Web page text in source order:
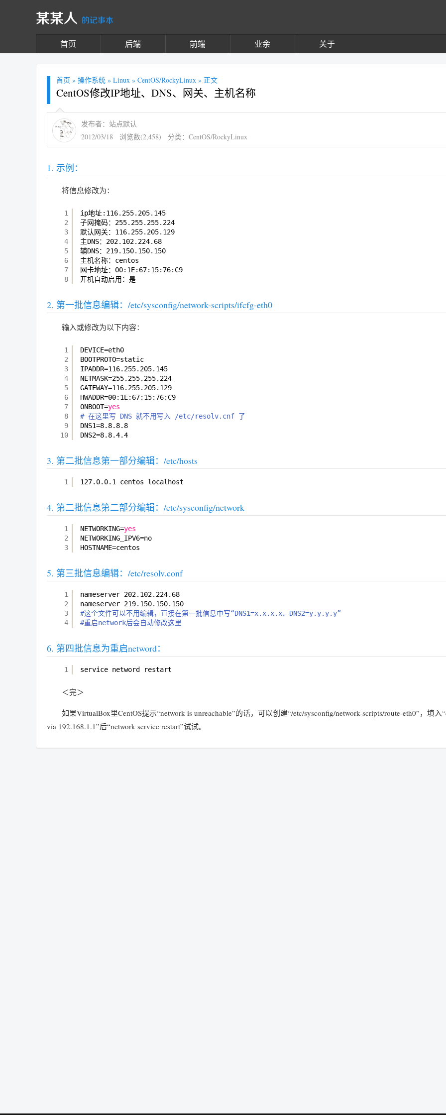
某某人 的记事本
首页 后端 前端 业余 关于
首页 » 操作系统 » Linux » CentOS/RockyLinux » 正文
CentOS修改IP地址、DNS、网关、主机名称
发布者：站点默认
2012/03/18
浏览数(2,458) 分类： CentOS/RockyLinux
示例：
将信息修改为：
1
2
3
4
5
6
7
8
ip地址:116.255.205.145
子网掩码：255.255.255.224
默认网关：116.255.205.129
主DNS：202.102.224.68
辅DNS：219.150.150.150
主机名称：centos
网卡地址：00:1E:67:15:76:C9
开机自动启用：是
第一批信息编辑：/etc/sysconfig/network-scripts/ifcfg-eth0
输入或修改为以下内容：
1
2
3
4
5
6
7
8
9
10
DEVICE=eth0
BOOTPROTO=static
IPADDR=116.255.205.145
NETMASK=255.255.255.224
GATEWAY=116.255.205.129
HWADDR=00:1E:67:15:76:C9
ONBOOT=yes
# 在这里写 DNS 就不用写入 /etc/resolv.cnf 了
DNS1=8.8.8.8
DNS2=8.8.4.4
第二批信息第一部分编辑：/etc/hosts
1 127.0.0.1 centos localhost
第二批信息第二部分编辑：/etc/sysconfig/network
1
2
3
NETWORKING=yes
NETWORKING_IPV6=no
HOSTNAME=centos
第三批信息编辑：/etc/resolv.conf
1
2
3
4
nameserver 202.102.224.68
nameserver 219.150.150.150
#这个文件可以不用编辑，直接在第一批信息中写“DNS1=x.x.x.x、DNS2=y.y.y.y”
#重启network后会自动修改这里
第四批信息为重启netword：
1 service netword restart
＜完＞
如果VirtualBox里CentOS提示“network is unreachable”的话，可以创建“/etc/sysconfig/network-scripts/route-eth0”，填入
via 192.168.1.1”后“network service restart”试试。